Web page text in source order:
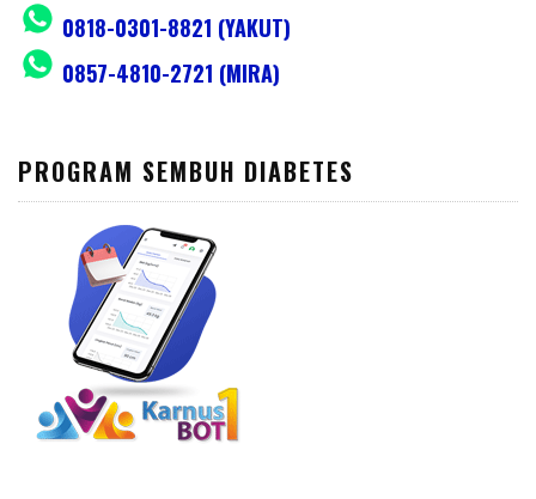
0818-0301-8821 (YAKUT)
0857-4810-2721 (MIRA)
PROGRAM SEMBUH DIABETES